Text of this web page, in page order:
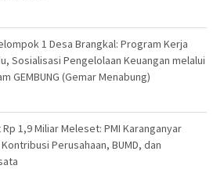
1 Desa Brangkal: Program Kerja
Sosialisasi Pengelolaan Keuangan melalui
GEMBUNG (Gemar Menabung)
1,9 Miliar Meleset: PMI Karanganyar
Perusahaan, BUMD, dan